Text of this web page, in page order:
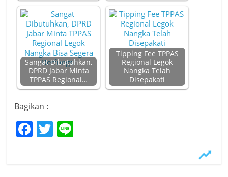
Sangat Dibutuhkan,
DPRD Jabar Minta
TPPAS Regional…
Tipping Fee TPPAS
Regional Legok
Nangka Telah
Disepakati
Bagikan :
F T